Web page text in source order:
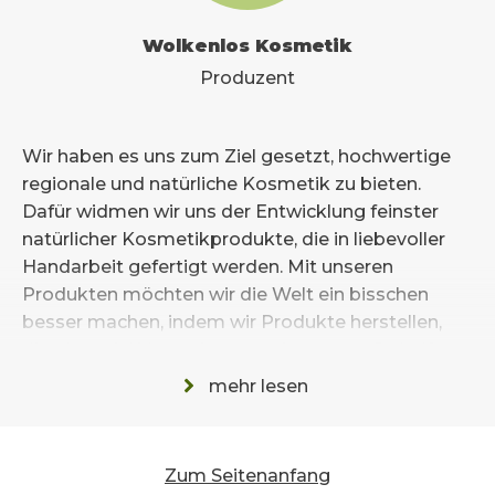
Wolkenlos Kosmetik
Produzent
Wir haben es uns zum Ziel gesetzt, hochwertige
regionale und natürliche Kosmetik zu bieten.
Dafür widmen wir uns der Entwicklung feinster
natürlicher Kosmetikprodukte, die in liebevoller
Handarbeit gefertigt werden. Mit unseren
Produkten möchten wir die Welt ein bisschen
besser machen, indem wir Produkte herstellen,
wir Müll zu vermeiden und keine Rückstände in
Regionalität, wann immer es möglich ist. Von der
mehr lesen
Zum Seitenanfang